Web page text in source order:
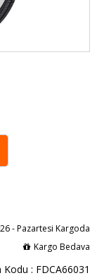
- Pazartesi Kargoda
Kargo Bedava
Kodu : FDCA66031